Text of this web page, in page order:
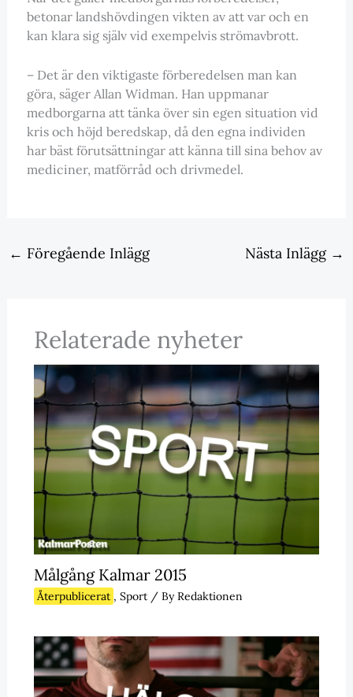
betonar landshövdingen vikten av att var och en
kan klara sig själv vid exempelvis strömavbrott.
– Det är den viktigaste förberedelsen man kan
göra, säger Allan Widman. Han uppmanar
medborgarna att tänka över sin egen situation vid
kris och höjd beredskap, då den egna individen
har bäst förutsättningar att känna till sina behov av
mediciner, matförråd och drivmedel.
← Föregående Inlägg Nästa Inlägg →
Relaterade nyheter
Målgång Kalmar 2015
Återpublicerat , Sport/ ByRedaktionen